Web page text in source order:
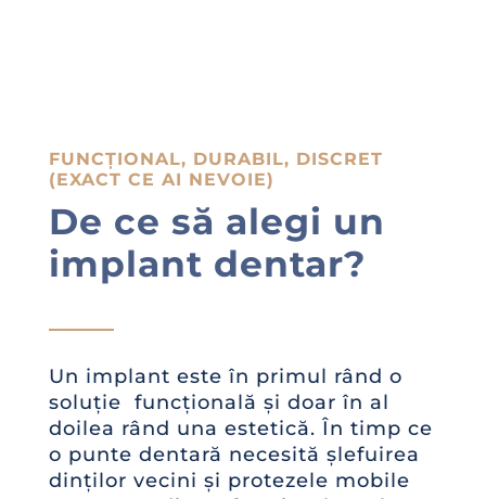
FUNCȚIONAL, DURABIL, DISCRET
(EXACT CE AI NEVOIE)
De ce să alegi un
implant dentar?
Un implant este în primul rând o
soluție funcțională și doar în al
doilea rând una estetică. În timp ce
o punte dentară necesită șlefuirea
dinților vecini și protezele mobile